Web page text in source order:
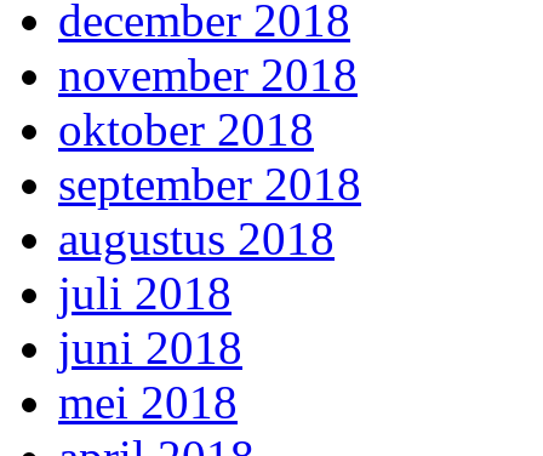
december 2018
november 2018
oktober 2018
september 2018
augustus 2018
juli 2018
juni 2018
mei 2018